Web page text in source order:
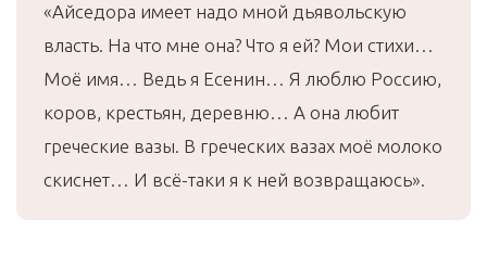
«Айседора имеет надо мной дьявольскую
власть. На что мне она? Что я ей? Мои стихи…
Моё имя… Ведь я Есенин… Я люблю Россию,
коров, крестьян, деревню… А она любит
греческие вазы. В греческих вазах моё молоко
скиснет… И всё-таки я к ней возвращаюсь».